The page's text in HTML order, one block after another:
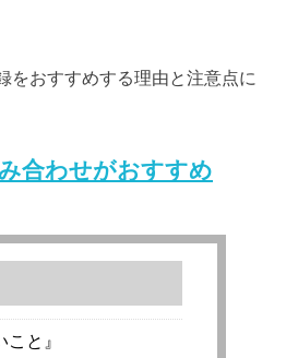
をおすすめする理由と注意点に
合わせがおすすめ
と』